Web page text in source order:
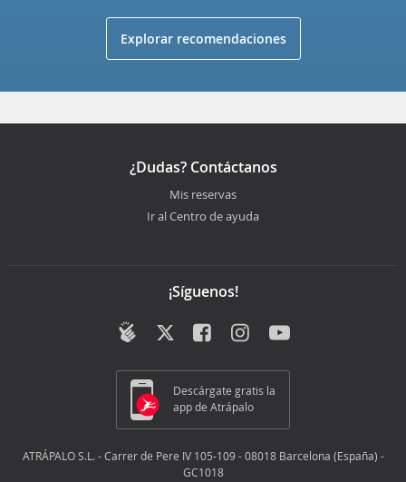
Explorar recomendaciones
¿Dudas? Contáctanos
Mis reservas
Ir al Centro de ayuda
¡Síguenos!
Descárgate gratis la
app de Atrápalo
ATRÁPALO S.L. - Carrer de Pere IV 105-109 - 08018 Barcelona (España) -
GC1018